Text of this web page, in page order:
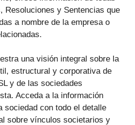
Resoluciones y Sentencias que
a nombre de la empresa o
una visión integral sobre la
estructural y corporativa de
y de las sociedades
Acceda a la información
sociedad con todo el detalle
sobre vínculos societarios y